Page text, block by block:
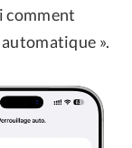
comment
».